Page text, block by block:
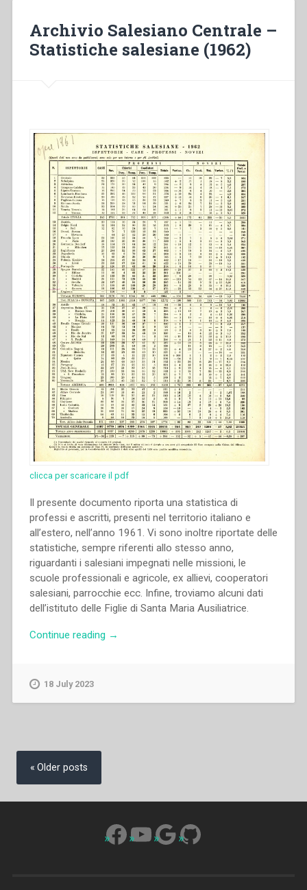
Archivio Salesiano Centrale –
Statistiche salesiane (1962)
clicca per scaricare il pdf
Il presente documento riporta una statistica di
professi e ascritti, presenti nel territorio italiano e
all’estero, nell’anno 1961. Vi sono inoltre riportate delle
statistiche, sempre riferenti allo stesso anno,
riguardanti i salesiani impegnati nelle missioni, le
scuole professionali e agricole, ex allievi, cooperatori
salesiani, parrocchie ecc. Infine, troviamo alcuni dati
dell’istituto delle Figlie di Santa Maria Ausiliatrice.
Continue reading “Archivio
→
18 July 2023
Posts
navigation
Older posts
Facebook
YouTube
Google
GitHub